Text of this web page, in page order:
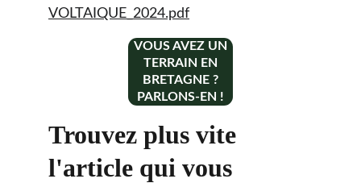
VOUS AVEZ UN
TERRAIN EN
BRETAGNE ?
PARLONS-EN !
VOLTAIQUE_2024.pdf
Trouvez plus vite
l'article qui vous